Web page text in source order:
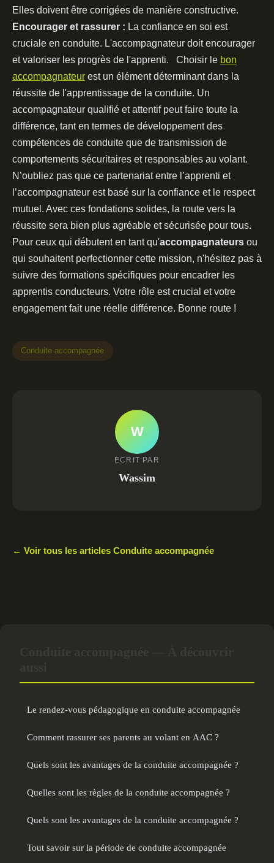
Elles doivent être corrigées de manière constructive.
Encourager et rassurer : La confiance en soi est
cruciale en conduite. L'accompagnateur doit encourager
et valoriser les progrès de l'apprenti. Choisir le bon
accompagnateur est un élément déterminant dans la
réussite de l'apprentissage de la conduite. Un
accompagnateur qualifié et attentif peut faire toute la
différence, tant en termes de développement des
compétences de conduite que de transmission de
comportements sécuritaires et responsables au volant.
N’oubliez pas que ce partenariat entre l’apprenti et
l’accompagnateur est basé sur la confiance et le respect
mutuel. Avec ces fondations solides, la route vers la
réussite sera bien plus agréable et sécurisée pour tous.
Pour ceux qui débutent en tant qu'accompagnateurs ou
qui souhaitent perfectionner cette mission, n'hésitez pas à
suivre des formations spécifiques pour encadrer les
apprentis conducteurs. Votre rôle est crucial et votre
engagement fait une réelle différence. Bonne route !
Conduite accompagnée
W
ECRIT PAR
Wassim
← Voir tous les articles Conduite accompagnée
Le rendez-vous pédagogique en conduite accompagnée
Comment rassurer ses parents au volant en AAC ?
Quels sont les avantages de la conduite accompagnée ?
Quelles sont les règles de la conduite accompagnée ?
Quels sont les avantages de la conduite accompagnée ?
Tout savoir sur la période de conduite accompagnée